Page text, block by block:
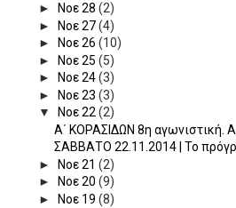
►
Νοε 28 (2)
►
Νοε 27(4)
►
Νοε 26 (10)
►
Νοε 25 (5)
►
Νοε 24(3)
►
Νοε 23 (3)
▼
Νοε 22(2)
Α΄ ΚΟΡΑΣΙΔΩΝ 8η αγωνιστική.
ΣΑΒΒΑΤΟ 22.11.2014 | Το
►
Νοε 21 (2)
►
Νοε 20 (9)
►
Νοε 19 (8)